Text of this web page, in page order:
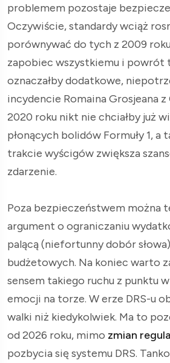
problemem pozostaje
Oczywiście, standardy wciąż
porównywać do tych z 2009
zapobiec wszystkiemu i powrót
oznaczałby dodatkowe,
incydencie Romaina Grosjeana z
2020 roku nikt nie chciałby już
płonących bolidów Formuły 1, a
trakcie wyścigów zwiększa
zdarzenie.
Poza bezpieczeństwem można
argument o ograniczaniu
palącą (niefortunny dobór
budżetowych. Na koniec warto
sensem takiego ruchu z punktu
emocji na torze. W erze DRS-u
walki niż kiedykolwiek. Ma to
od 2026 roku, mimo zmian
pozbycia się systemu DRS.